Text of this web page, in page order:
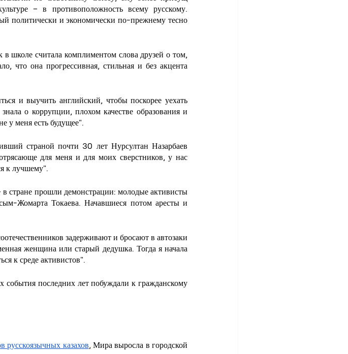
– в противоположность всему русскому.
политически и экономически по-прежнему тесно
школе считала комплиментом слова друзей о том,
что она прогрессивная, стильная и без акцента
и выучить английский, чтобы поскорее уехать
о коррупции, плохом качестве образования и
у меня есть будущее".
страной почти 30 лет Нурсултан Назарбаев
для меня и для моих сверстников, у нас
к лучшему".
стране прошли демонстрации: молодые активисты
Жомарта Токаева. Начавшиеся потом аресты и
задерживают и бросают в автозаки
женщина или старый дедушка. Тогда я начала
к среде активистов".
последних лет побуждали к гражданскому
русскоязычных казахов, Мира выросла в городской